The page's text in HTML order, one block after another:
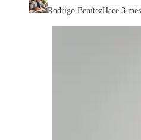
Rodrigo BenítezHace 3